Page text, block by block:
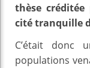
thèse
cité tranquille
C’était donc
populations